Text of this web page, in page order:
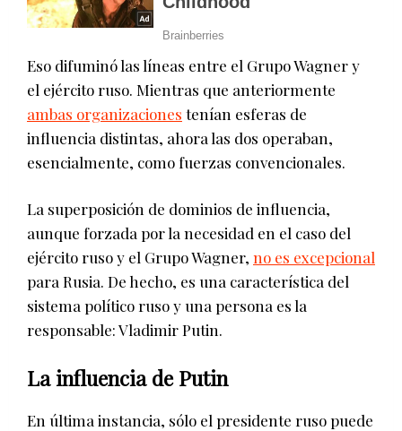
Eso difuminó las líneas entre el Grupo Wagner y
el ejército ruso. Mientras que anteriormente
ambas organizaciones tenían esferas de
influencia distintas, ahora las dos operaban,
esencialmente, como fuerzas convencionales.
La superposición de dominios de influencia,
aunque forzada por la necesidad en el caso del
ejército ruso y el Grupo Wagner, no es excepcional
para Rusia. De hecho, es una característica del
sistema político ruso y una persona es la
responsable: Vladimir Putin.
La influencia de Putin
En última instancia, sólo el presidente ruso puede